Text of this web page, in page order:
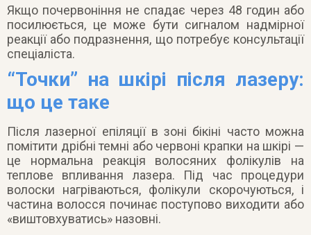
Якщо почервоніння не спадає через 48 годин або
посилюється, це може бути сигналом надмірної
реакції або подразнення, що потребує консультації
спеціаліста.
“Точки” на шкірі після лазеру:
що це таке
Після лазерної епіляції в зоні бікіні часто можна
помітити дрібні темні або червоні крапки на шкірі —
це нормальна реакція волосяних фолікулів на
теплове впливання лазера. Під час процедури
волоски нагріваються, фолікули скорочуються, і
частина волосся починає поступово виходити або
«виштовхуватись» назовні.